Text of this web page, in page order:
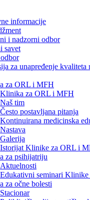
informacije
i nadzorni odbor
savet
za unapređenje kvaliteta
za ORL i MFH
Klinika za ORL i MFH
Naš tim
Često postavljana pitanja
Kontinuirana medicinska
Nastava
Galerija
Istorijat Klinike za ORL i
za psihijatriju
Aktuelnosti
Edukativni seminari
za očne bolesti
Stacionar